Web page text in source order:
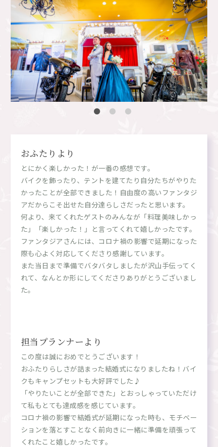
おふたりより
とにかく楽しかった！が一番の感想です。
バイクを飾ったり、テントを建てたり自分たちがやりた
かったことが全部できました！自由度の高いファンタジ
アだからこそ出せた自分達らしさだったと思います。
何より、来てくれたゲストのみんなが「料理美味しかっ
た」「楽しかった！」と言ってくれて嬉しかったです。
ファンタジアさんには、コロナ禍の影響で延期になった
際も心よく対応してくださり感謝しています。
また当日まで準備でバタバタしましたが沢山手伝ってく
れて、なんとか形にしてくださりありがとうございまし
た。
担当プランナーより
この度は誠におめでとうございます！
おふたりらしさが詰まった結婚式になりましたね！バイ
クもキャンプセットも大好評でした♪
「やりたいことが全部できた」とおっしゃっていただけ
て私もとても達成感を感じています。
コロナ禍の影響で結婚式が延期になった時も、モチベー
ションを落とすことなく前向きに一緒に準備を頑張って
くれたこと嬉しかったです。